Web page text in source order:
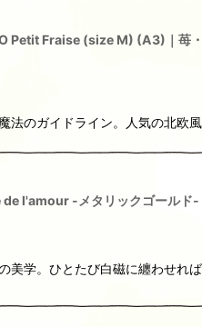
Petit Fraise (size M) (A3)｜苺
法のガイドライン。人気の北
de l'amour -メタリックゴールド
美学。ひとたび白磁に纏わせ